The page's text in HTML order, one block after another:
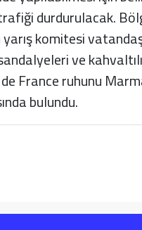
durdurulacak.
komitesi
ve
France ruhunu
bulundu.